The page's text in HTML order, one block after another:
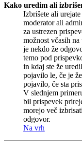
Kako uredim ali
Izbrišete ali
moderator ali
za ustrezen
možnost včasih
je nekdo že
temo pod
in kdaj ste že
pojavilo le, če je
pojavilo, če sta
V slednjem
bil prispevek
morejo več
odgovor.
Na vrh